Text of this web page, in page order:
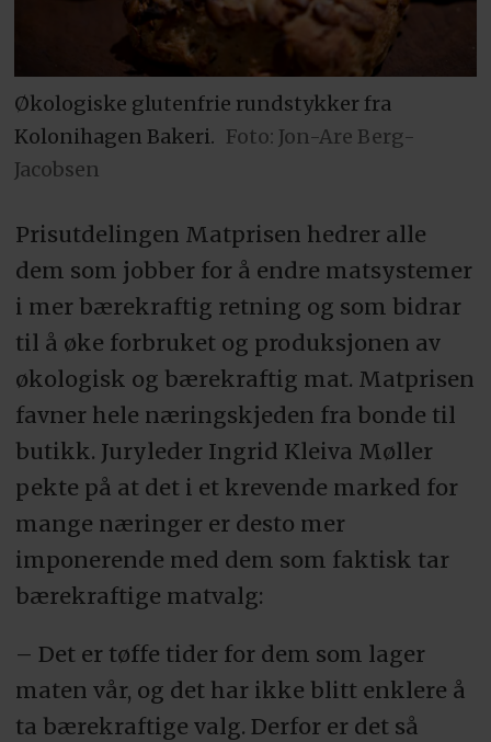
Økologiske glutenfrie rundstykker fra
Kolonihagen Bakeri. Foto: Jon-Are Berg-
Jacobsen
Prisutdelingen Matprisen hedrer alle
dem som jobber for å endre matsystemer
i mer bærekraftig retning og som bidrar
til å øke forbruket og produksjonen av
økologisk og bærekraftig mat. Matprisen
favner hele næringskjeden fra bonde til
butikk. Juryleder Ingrid Kleiva Møller
pekte på at det i et krevende marked for
mange næringer er desto mer
imponerende med dem som faktisk tar
bærekraftige matvalg:
– Det er tøffe tider for dem som lager
maten vår, og det har ikke blitt enklere å
ta bærekraftige valg. Derfor er det så